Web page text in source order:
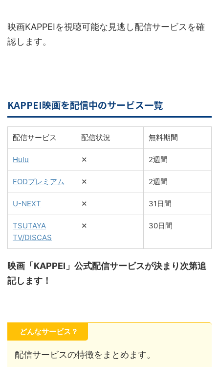
映画KAPPEIを視聴可能な見逃し配信サービスを確
認します。
KAPPEI映画を配信中のサービス一覧
配信サービス 配信状況 無料期間
Hulu ✕ 2週間
FODプレミアム ✕ 2週間
U-NEXT ✕ 31日間
TSUTAYA
TV/DISCAS
✕ 30日間
映画「KAPPEI」公式配信サービスが決まり次第追
記します！
どんなサービス？
配信サービスの特徴をまとめます。